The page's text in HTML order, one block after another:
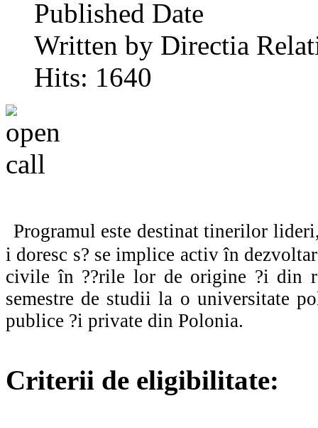
Published Date
Written by Directia
Hits: 1640
Programul este destinat tinerilor
i doresc s? se implice activ în
civile în ??rile lor de origine ?i din
semestre de studii la o universitate
publice ?i private din Polonia.
Criterii de eligibilitate: